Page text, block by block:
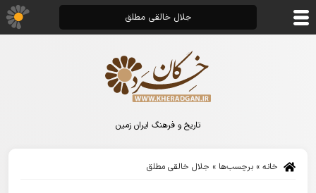
تاریخ و فرهنگ ایران زمین
خانه » برچسب‌ها » جلال خالقی مطلق
جلال خالقی مطلق